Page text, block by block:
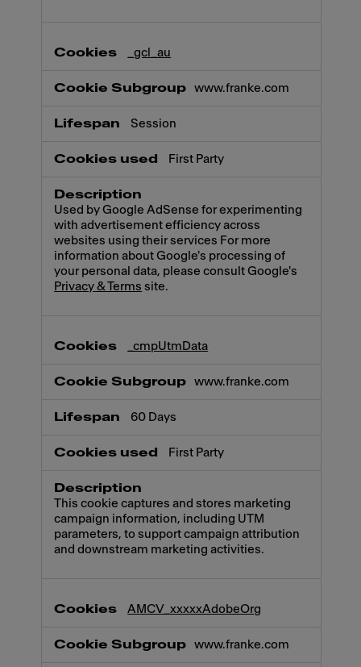
_gcl_au
www.franke.com
Session
First Party
Used by Google AdSense for experimenting
with advertisement efficiency across
websites using their services For more
information about Google's processing of
your personal data, please consult Google's
Privacy & Terms site.
_cmpUtmData
www.franke.com
60 Days
First Party
This cookie captures and stores marketing
campaign information, including UTM
parameters, to support campaign attribution
and downstream marketing activities.
AMCV_xxxxxAdobeOrg
www.franke.com